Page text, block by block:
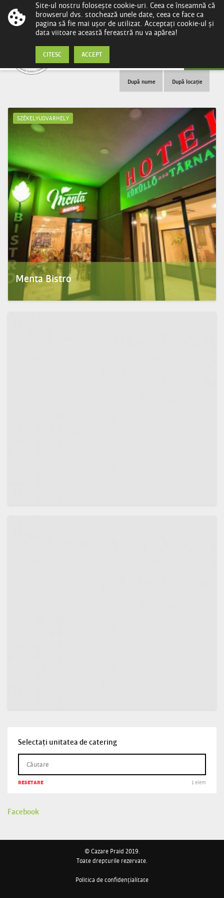
Bistrouri
După nume După locație
SZÉKELYUDVARHELY
Menta Bistro
Selectați unitatea de catering
RESETARE 1 elem
Facebook
© Cazare Praid 2019.
Toate drepturile rezervate.
Politica de confidențialitate
Site-ul nostru folosește cookie-uri. Ceea ce înseamnă că
browserul dvs. stochează unele date, ceea ce face ca
pagina să fie mai ușor de utilizat. Acceptați cookie-ul și
data viitoare această fereastră nu va apărea!
CITESC ACCEPT